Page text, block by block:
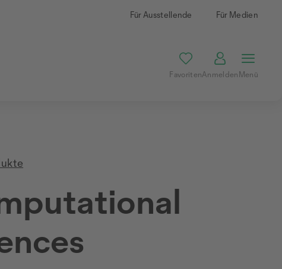
Für Ausstellende Für Medien
FavoritenAnmeldenMenü